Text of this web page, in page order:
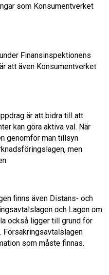
k
d
som Konsumentverket
Finansinspektionens
att även Konsumentverket
är att bidra till att
kan göra aktiva val. När
genomför man tillsyn
men
finns även Distans- och
och Lagen om
också ligger till grund för
Försäkringsavtalslagen
som måste finnas.